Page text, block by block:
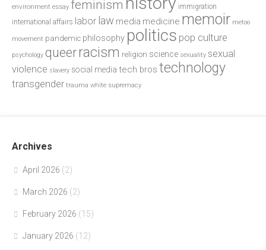
environment essay feminism immigration
international affairs labor law media medicine memoir metoo
movement pandemic philosophy politics pop culture
psychology queerracism religion science sexuality sexual
violence slavery social media tech bros technology
transgender trauma white supremacy
Archives
April 2026 (2)
March 2026 (2)
February 2026 (15)
January 2026 (12)